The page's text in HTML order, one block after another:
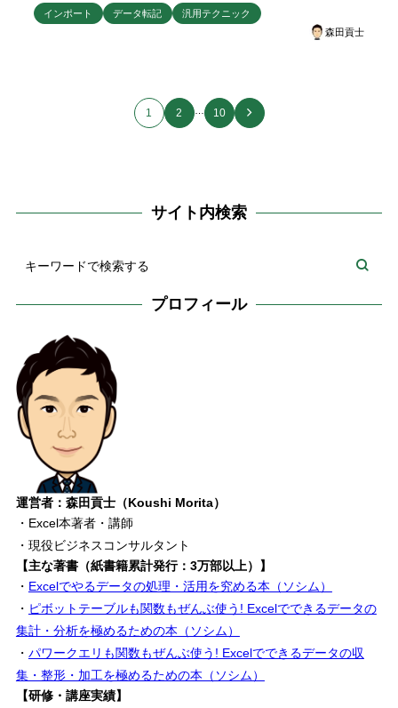
インポート データ転記
汎用テクニック
森田貢士
1 2 … 10
サイト内検索
プロフィール
運営者：森田貢士（Koushi Morita）
・Excel本著者・講師
・現役ビジネスコンサルタント
【主な著書（紙書籍累計発行：3万部以上）】
・ Excelでやるデータの処理・活用を究める本（ソシム）
・ ピボットテーブルも関数もぜんぶ使う! Excelでできるデータの
集計・分析を極めるための本（ソシム）
・ パワークエリも関数もぜんぶ使う! Excelでできるデータの収
集・整形・加工を極めるための本（ソシム）
【研修・講座実績】